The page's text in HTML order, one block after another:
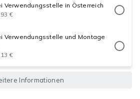
Verwendungsstelle in Österreich
€
Verwendungsstelle und Montage
€
Informationen